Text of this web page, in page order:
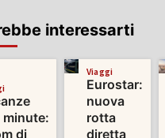
interessarti
minute:
di
Viaggi
Eurostar:
nuova
rotta
diretta